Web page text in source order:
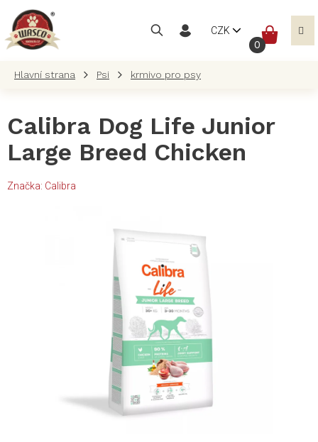
obsah
CZK
Psi krmivo pro psy
Calibra Dog Life Junior
Large Breed Chicken
Značka: Calibra